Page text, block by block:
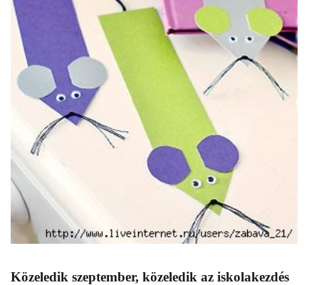
Közeledik szeptember, közeledik az iskolakezdés